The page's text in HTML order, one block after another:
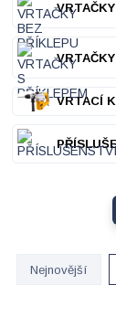
VRTACÍ
Nejnovější